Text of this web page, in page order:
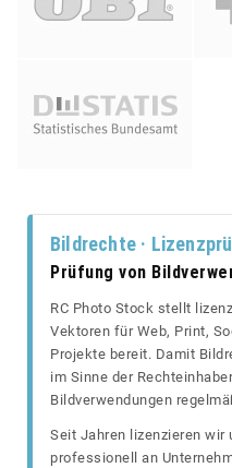
Bildrechte ·
Prüfung von
RC Photo Stock stellt
Vektoren für Web, Print,
Projekte bereit. Damit
im Sinne der
Bildverwendungen
Seit Jahren lizenzieren wir
professionell an